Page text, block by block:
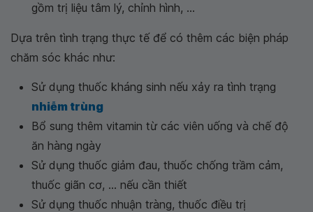
gồm trị liệu tâm lý, chỉnh hình, ...
Dựa trên tình trạng thực tế để có thêm các biện pháp
chăm sóc khác như:
Sử dụng thuốc kháng sinh nếu xảy ra tình trạng
nhiễm trùng
Bổ sung thêm vitamin từ các viên uống và chế độ
ăn hàng ngày
Sử dụng thuốc giảm đau, thuốc chống trầm cảm,
thuốc giãn cơ, ... nếu cần thiết
Sử dụng thuốc nhuận tràng, thuốc điều trị